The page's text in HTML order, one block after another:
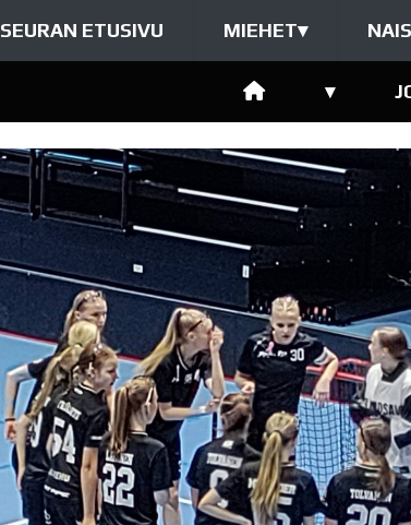
SEURAN ETUSIVU MIEHET▾
▾